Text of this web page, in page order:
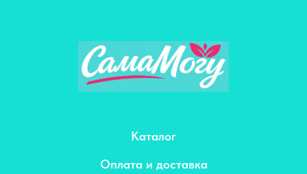
Каталог
Оплата и доставка